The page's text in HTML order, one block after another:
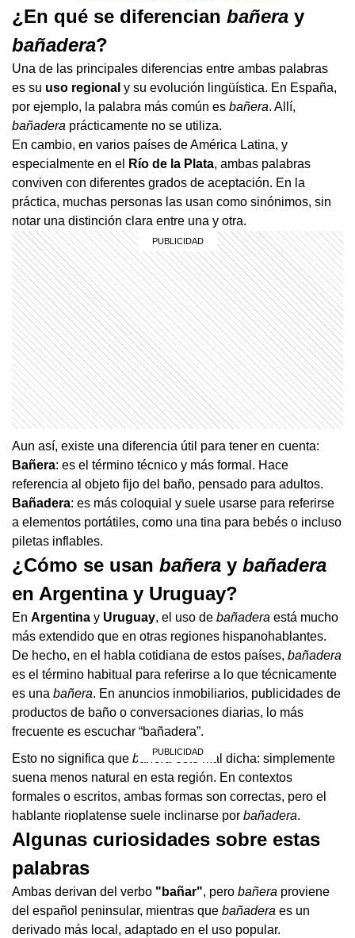
¿En qué se diferencian bañera y
bañadera?
Una de las principales diferencias entre ambas palabras
es su uso regional y su evolución lingüística. En España,
por ejemplo, la palabra más común es bañera. Allí,
bañadera prácticamente no se utiliza.
En cambio, en varios países de América Latina, y
especialmente en el
Río de la Plata, ambas palabras
conviven con diferentes grados de aceptación. En la
práctica, muchas personas las usan como sinónimos, sin
notar una distinción clara entre una y otra.
Aun así, existe una diferencia útil para tener en cuenta:
Bañera: es el término técnico y más formal. Hace
referencia al objeto fijo del baño, pensado para adultos.
Bañadera: es más coloquial y suele usarse para referirse
a elementos portátiles, como una tina para bebés o incluso
piletas inflables.
¿Cómo se usan bañera y bañadera
en Argentina y Uruguay?
En Argentina y Uruguay, el uso de bañadera está mucho
más extendido que en otras regiones hispanohablantes.
De hecho, en el habla cotidiana de estos países, bañadera
es el término habitual para referirse a lo que técnicamente
es una bañera. En anuncios inmobiliarios, publicidades de
productos de baño o conversaciones diarias, lo más
frecuente es escuchar “bañadera”.
Esto no significa que bañeraesté mal dicha: simplemente
suena menos natural en esta región. En contextos
formales o escritos, ambas formas son correctas, pero el
hablante rioplatense suele inclinarse por bañadera.
Algunas curiosidades sobre estas
palabras
Ambas derivan del verbo "bañar", pero bañera proviene
del español peninsular, mientras que bañadera es un
derivado más local, adaptado en el uso popular.